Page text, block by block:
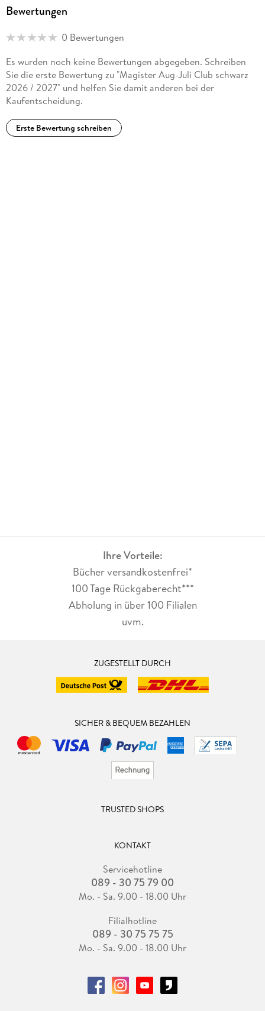
Bewertungen
0 Bewertungen
Es wurden noch keine Bewertungen abgegeben. Schreiben
Sie die erste Bewertung zu "Magister Aug-Juli Club schwarz
2026 / 2027" und helfen Sie damit anderen bei der
Kaufentscheidung.
Erste Bewertung schreiben
Ihre Vorteile:
Bücher versandkostenfrei*
100 Tage Rückgaberecht***
Abholung in über 100 Filialen
uvm.
ZUGESTELLT DURCH
SICHER & BEQUEM BEZAHLEN
TRUSTED SHOPS
KONTAKT
Servicehotline
089 - 30 75 79 00
Mo. - Sa. 9.00 - 18.00 Uhr
Filialhotline
089 - 30 75 75 75
Mo. - Sa. 9.00 - 18.00 Uhr